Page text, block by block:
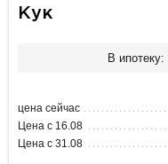
Кук
В ипотеку:
цена сейчас
Цена с 16.08
Цена с 31.08